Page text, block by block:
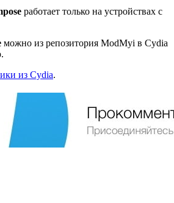
работает только на устройствах с
можно из репозитория ModMyi в Cydia
из Cydia.